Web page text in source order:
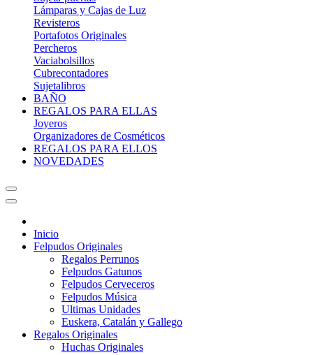
Lámparas y Cajas de Luz
Revisteros
Portafotos Originales
Percheros
Vaciabolsillos
Cubrecontadores
Sujetalibros
BAÑO
REGALOS PARA ELLAS
Joyeros
Organizadores de Cosméticos
REGALOS PARA ELLOS
NOVEDADES
Inicio
Felpudos Originales
Regalos Perrunos
Felpudos Gatunos
Felpudos Cerveceros
Felpudos Música
Ultimas Unidades
Euskera, Catalán y Gallego
Regalos Originales
Huchas Originales